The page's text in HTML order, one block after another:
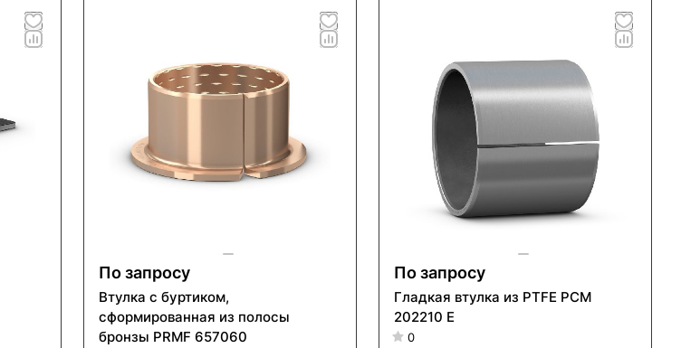
По запросу
Втулка с буртиком,
сформированная из полосы
бронзы PRMF 657060
По запросу
Гладкая втулка из PTFE PCM
202210 E
0